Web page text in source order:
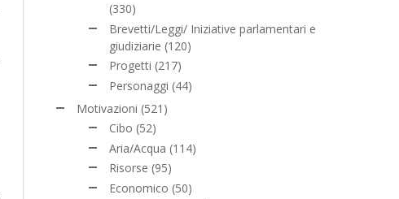
(330)
Brevetti/Leggi/ Iniziative parlamentari e
giudiziarie (120)
Progetti (217)
Personaggi (44)
Motivazioni (521)
Cibo (52)
Aria/Acqua (114)
Risorse (95)
Economico (50)